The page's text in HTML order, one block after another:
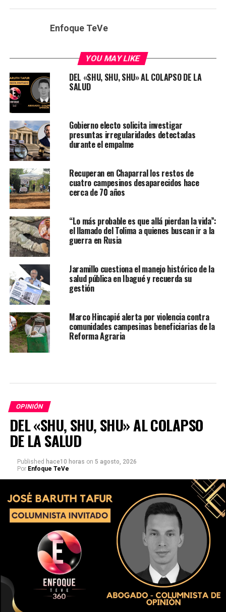
Enfoque TeVe
YOU MAY LIKE
DEL «SHU, SHU, SHU» AL COLAPSO DE LA
SALUD
Gobierno electo solicita investigar
presuntas irregularidades detectadas
durante el empalme
Recuperan en Chaparral los restos de
cuatro campesinos desaparecidos hace
cerca de 70 años
“Lo más probable es que allá pierdan la vida”:
el llamado del Tolima a quienes buscan ir a la
guerra en Rusia
Jaramillo cuestiona el manejo histórico de la
salud pública en Ibagué y recuerda su
gestión
Marco Hincapié alerta por violencia contra
comunidades campesinas beneficiarias de la
Reforma Agraria
OPINIÓN
DEL «SHU, SHU, SHU» AL COLAPSO
DE LA SALUD
Published hace10 horas on 5 agosto, 2026
Por Enfoque TeVe